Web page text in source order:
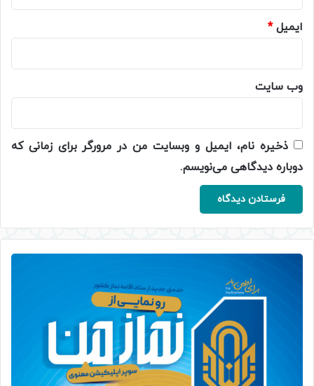
ایمیل*
وب‌ سایت
ذخیره نام، ایمیل و وبسایت من در مرورگر برای زمانی که
دوباره دیدگاهی می‌نویسم.